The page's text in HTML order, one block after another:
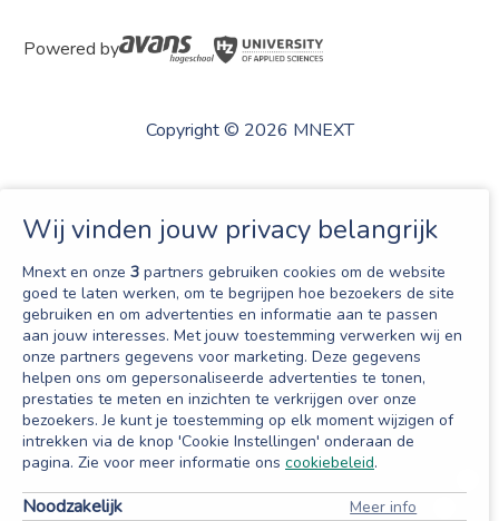
Copyright © 2026 MNEXT
Powered by
Wij vinden jouw privacy belangrijk
Mnext en onze 3 partners gebruiken cookies om de website
goed te laten werken, om te begrijpen hoe bezoekers de site
gebruiken en om advertenties en informatie aan te passen
aan jouw interesses. Met jouw toestemming verwerken wij en
onze partners gegevens voor marketing. Deze gegevens
helpen ons om gepersonaliseerde advertenties te tonen,
prestaties te meten en inzichten te verkrijgen over onze
bezoekers. Je kunt je toestemming op elk moment wijzigen of
intrekken via de knop 'Cookie Instellingen' onderaan de
pagina. Zie voor meer informatie ons cookiebeleid.
Noodzakelijk
Meer info